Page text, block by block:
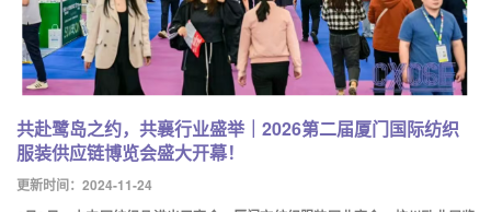
共赴鹭岛之约，共襄行业盛举｜2026第二届厦门国际纺织
服装供应链博览会盛大开幕！
更新时间：2024-11-24